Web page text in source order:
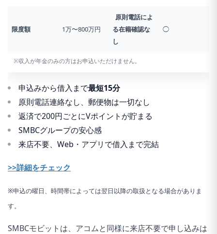
限度額 1万〜800万円
原則電話によ
る在籍確認な
し
◯
※収入が年金のみの方はお申込いただけません。
申込みから借入まで最短15分
原則電話連絡なし、郵便物は一切なし
返済で200円ごとにVポイントが貯まる
SMBCグループの安心感
来店不要、Web・アプリで借入まで完結
>>詳細をチェック
※申込の曜日、時間帯によっては翌日以降の取扱となる場合がありま
す。
SMBCモビットは、アコムと同様に来店不要で申し込みは